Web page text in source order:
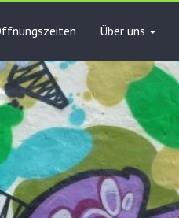
Über uns